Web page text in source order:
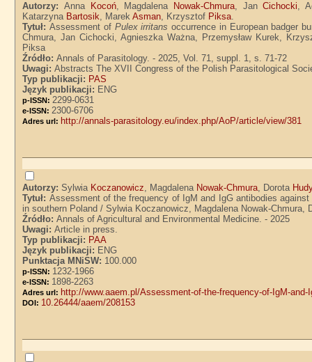
Autorzy: Anna Kocoń, Magdalena Nowak-Chmura, JanCichocki,
Katarzyna Bartosik, MarekAsman, Krzysztof Piksa.
Tytuł:Assessment of Pulex irritans occurrence in European badger
Chmura, Jan Cichocki, Agnieszka Ważna, Przemysław Kurek,
Piksa
Źródło:Annals of Parasitology. - 2025, Vol. 71, suppl. 1, s. 71-72
Uwagi:Abstracts The XVII Congress of the Polish Parasitological
Typ publikacji: PAS
Język publikacji: ENG
p-ISSN: 2299-0631
e-ISSN: 2300-6706
Adres url: http://annals-parasitology.eu/index.php/AoP/article/view/381
Autorzy:Sylwia Koczanowicz, Magdalena Nowak-Chmura, Dorota
Tytuł: Assessment of the frequency of IgM and IgG antibodies against
in southern Poland / Sylwia Koczanowicz, Magdalena Nowak-Chmura,
Źródło:Annals of Agricultural and Environmental Medicine. - 2025
Uwagi:Article in press.
Typ publikacji: PAA
Język publikacji: ENG
Punktacja MNiSW: 100.000
p-ISSN: 1232-1966
e-ISSN: 1898-2263
Adres url: http://www.aaem.pl/Assessment-of-the-frequency-of-IgM-
DOI: 10.26444/aaem/208153